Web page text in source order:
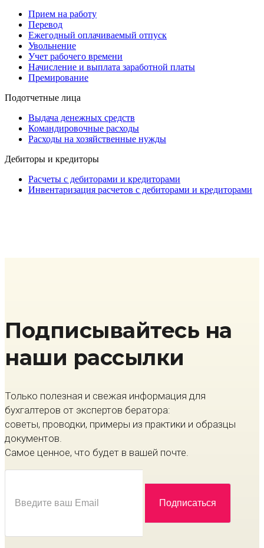
Прием на работу
Перевод
Ежегодный оплачиваемый отпуск
Увольнение
Учет рабочего времени
Начисление и выплата заработной платы
Премирование
Подотчетные лица
Выдача денежных средств
Командировочные расходы
Расходы на хозяйственные нужды
Дебиторы и кредиторы
Расчеты с дебиторами и кредиторами
Инвентаризация расчетов с дебиторами и кредиторами
Подписывайтесь на
наши рассылки
Только полезная и свежая информация для
бухгалтеров от экспертов бератора:
советы, проводки, примеры из практики и образцы
документов.
Самое ценное, что будет в вашей почте.